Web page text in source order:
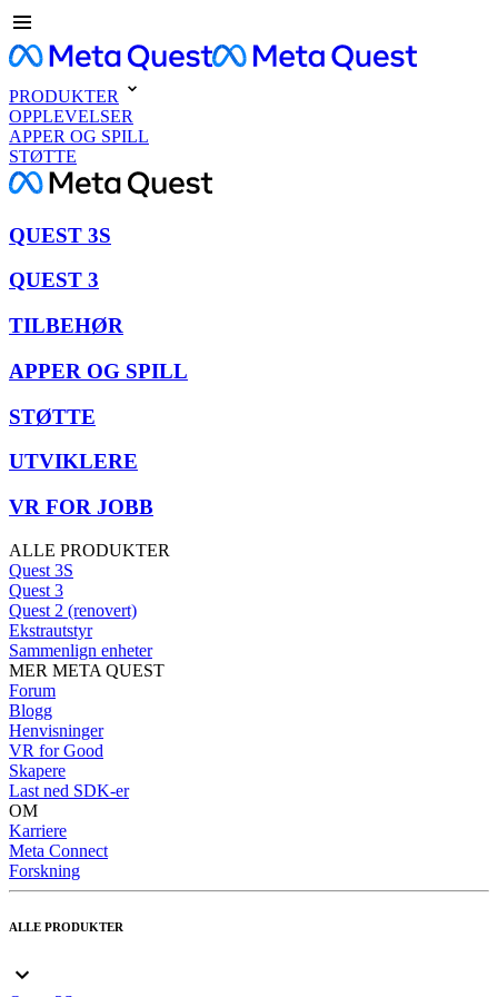
PRODUKTER
OPPLEVELSER
APPER OG SPILL
STØTTE
QUEST 3S
QUEST 3
TILBEHØR
APPER OG SPILL
STØTTE
UTVIKLERE
VR FOR JOBB
ALLE PRODUKTER
Quest 3S
Quest 3
Quest 2 (renovert)
Ekstrautstyr
Sammenlign enheter
MER META QUEST
Forum
Blogg
Henvisninger
VR for Good
Skapere
Last ned SDK-er
OM
Karriere
Meta Connect
Forskning
ALLE PRODUKTER